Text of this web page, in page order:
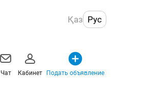
Қаз Рус
Чат Кабинет Подать объявление